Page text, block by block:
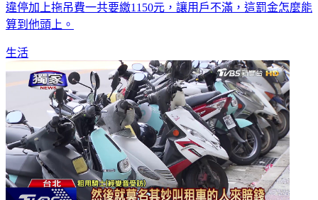
違停加上拖吊費一共要繳1150元，讓用戶不滿，這罰金怎麼能
算到他頭上。
生活